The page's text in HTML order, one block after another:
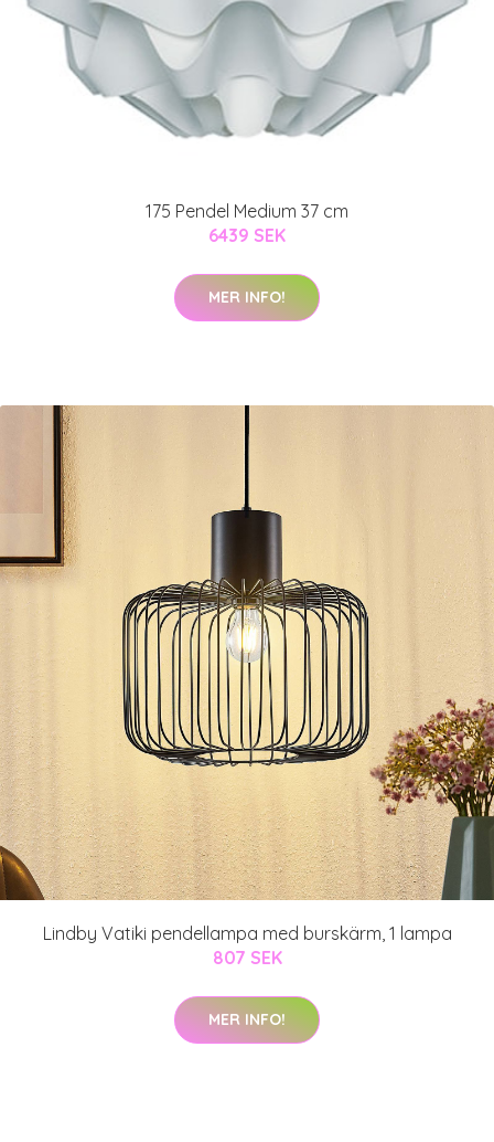
175 Pendel Medium 37 cm
6439 SEK
MER INFO!
Lindby Vatiki pendellampa med burskärm, 1 lampa
807 SEK
MER INFO!